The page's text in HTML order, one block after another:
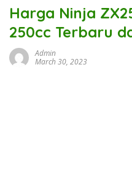
Harga Ninja
250cc Terbaru
Admin
March 30, 2023